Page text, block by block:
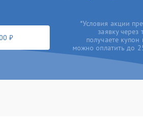
₽
*Условия акции
заявку
получаете
можно оплатить до